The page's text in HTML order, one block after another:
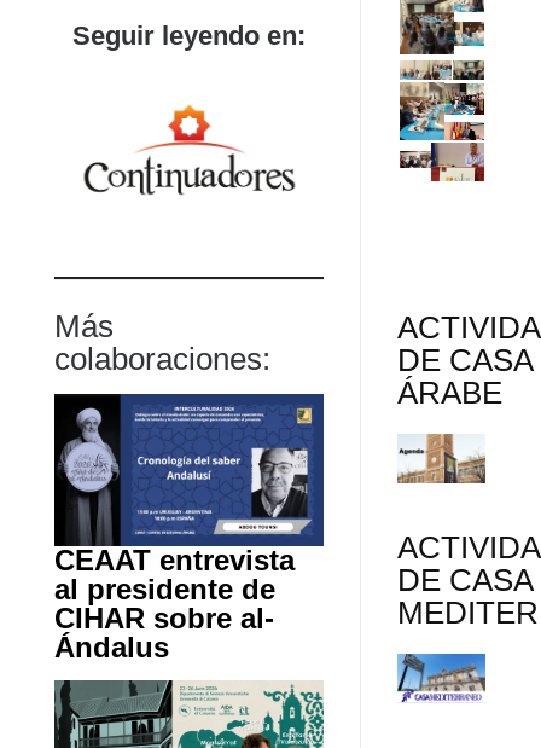
Seguir leyendo en:
Más
colaboraciones:
CEAAT entrevista
al presidente de
CIHAR sobre al-
Ándalus
DE CASA
ÁRABE
DE CASA